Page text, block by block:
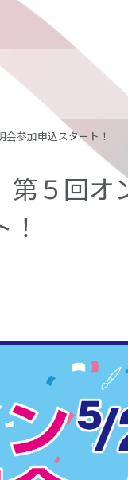
会参加申込スタート！
第５回